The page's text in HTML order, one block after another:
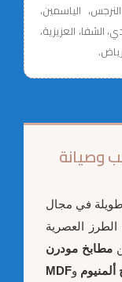
الياسمين،
الشفا، العزيزية،
وصيانة
في مجال
العصرية
مطابخ مودرن
وMDF